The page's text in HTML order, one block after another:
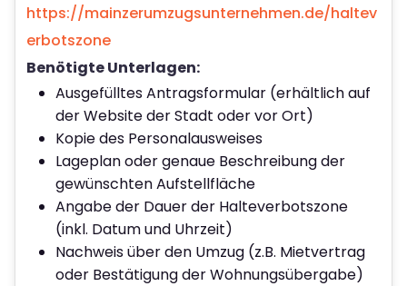
https://mainzerumzugsunternehmen.de/haltev
erbotszone
Benötigte Unterlagen:
Ausgefülltes Antragsformular (erhältlich auf
der Website der Stadt oder vor Ort)
Kopie des Personalausweises
Lageplan oder genaue Beschreibung der
gewünschten Aufstellfläche
Angabe der Dauer der Halteverbotszone
(inkl. Datum und Uhrzeit)
Nachweis über den Umzug (z.B. Mietvertrag
oder Bestätigung der Wohnungsübergabe)